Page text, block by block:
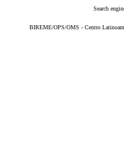
Search
BIREME/OPS/OMS - Centro